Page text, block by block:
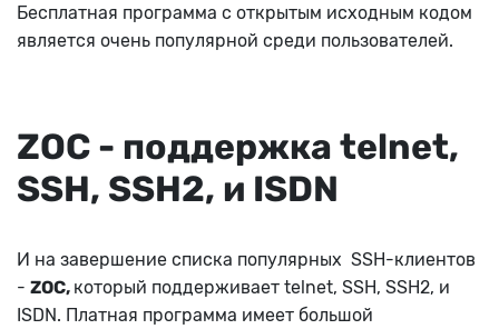
Бесплатная программа с открытым исходным кодом
является очень популярной среди пользователей.
ZOC - поддержка telnet,
SSH, SSH2, и ISDN
И на завершение списка популярных SSH-клиентов
- ZOC, который поддерживает telnet, SSH, SSH2, и
ISDN. Платная программа имеет большой